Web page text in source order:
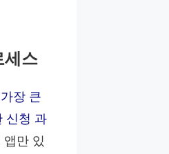
세스
가장 큰
신청 과
앱만 있